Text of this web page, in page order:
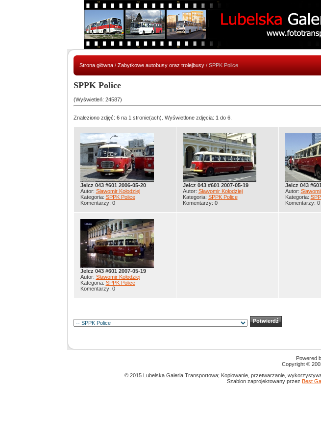
Strona główna/ Zabytkowe autobusy oraz trolejbusy/ SPPK Police
SPPK Police
(Wyświetleń: 24587)
Znaleziono zdjęć: 6 na 1 stronie(ach). Wyświetlone zdjęcia: 1 do 6.
Jelcz 043 #601 2006-05-20
Autor: Sławomir Kołodziej
Kategoria: SPPK Police
Komentarzy: 0
Jelcz 043 #601 2007-05-19
Autor: Sławomir Kołodziej
Kategoria: SPPK Police
Komentarzy: 0
Jelcz 043
Autor:
Kategoria:
Komentarzy: 0
Jelcz 043 #601 2007-05-19
Autor: Sławomir Kołodziej
Kategoria: SPPK Police
Komentarzy: 0
Powered
Copyright ©
© 2015 Lubelska Galeria Transportowa; Kopiowanie, przetwarzanie,
Szablon zaprojektowany przez Best